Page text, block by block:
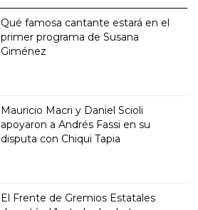
Qué famosa cantante estará en el
primer programa de Susana
Giménez
Mauricio Macri y Daniel Scioli
apoyaron a Andrés Fassi en su
disputa con Chiqui Tapia
El Frente de Gremios Estatales